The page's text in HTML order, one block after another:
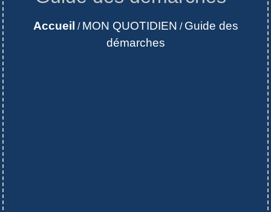
Accueil / MON QUOTIDIEN / Guide des
démarches